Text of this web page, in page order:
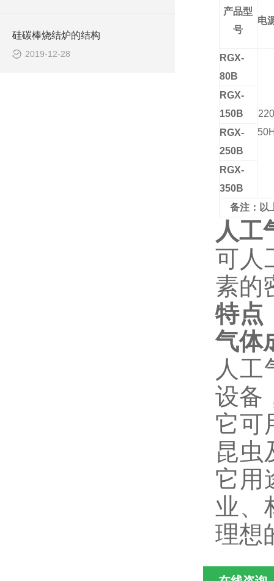
硅碳棒烧结炉的结构
2019-12-28
产品型
号
电
RGX-
80B
RGX-
150B
RGX-
250B
RGX-
350B
备注：以
人工
可人
素的
特点
气体
人
设备
它可
昆虫
它用
业、
理想